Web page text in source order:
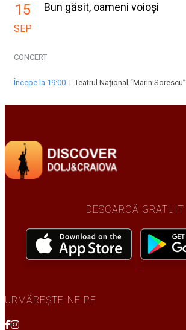
15
SEP
Bun găsit, oameni voioși
CONCERT
Începe la 19:00 |Teatrul Naţional “Marin Sorescu”
DESCARCĂ GRATUIT
URMĂREȘTE-NE PE